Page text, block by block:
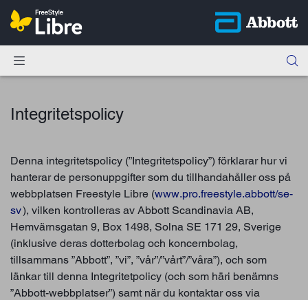
Integritetspolicy
Denna integritetspolicy (”Integritetspolicy”) förklarar hur vi
hanterar de personuppgifter som du tillhandahåller oss på
webbplatsen Freestyle Libre (www.pro.freestyle.abbott/se-
sv), vilken kontrolleras av Abbott Scandinavia AB,
Hemvärnsgatan 9, Box 1498, Solna SE 171 29, Sverige
(inklusive deras dotterbolag och koncernbolag,
tillsammans ”Abbott”, ”vi”, ”vår”/”vårt”/”våra”), och som
länkar till denna Integritetpolicy (och som häri benämns
”Abbott-webbplatser”) samt när du kontaktar oss via